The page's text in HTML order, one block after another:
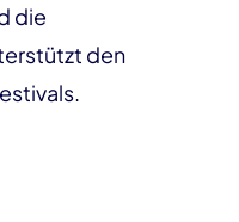
die
den